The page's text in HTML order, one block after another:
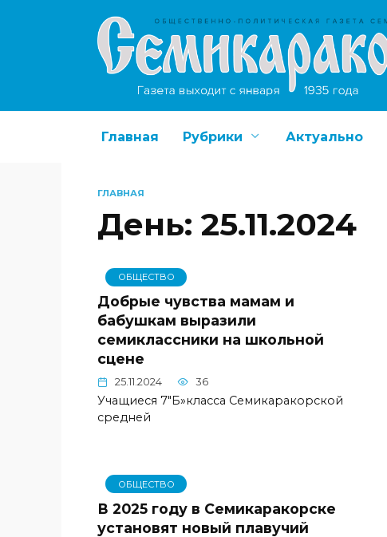
Главная Рубрики Актуально
ГЛАВНАЯ
День: 25.11.2024
ОБЩЕСТВО
Добрые чувства мамам и
бабушкам выразили
семиклассники на школьной
сцене
25.11.2024 36
Учащиеся 7″Б»класса Семикаракорской
средней
ОБЩЕСТВО
В 2025 году в Семикаракорске
установят новый плавучий